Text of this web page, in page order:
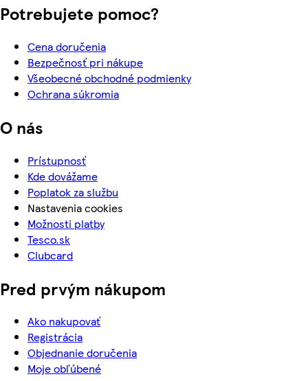
Potrebujete pomoc?
Cena doručenia
Bezpečnosť pri nákupe
Všeobecné obchodné podmienky
Ochrana súkromia
O nás
Prístupnosť
Kde dovážame
Poplatok za službu
Nastavenia cookies
Možnosti platby
Tesco.sk
Clubcard
Pred prvým nákupom
Ako nakupovať
Registrácia
Objednanie doručenia
Moje obľúbené